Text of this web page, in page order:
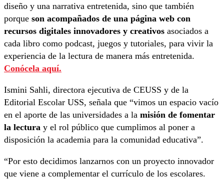
diseño y una narrativa entretenida, sino que también
porque son acompañados de una página web con
recursos digitales innovadores y creativos asociados a
cada libro como podcast, juegos y tutoriales, para vivir la
experiencia de la lectura de manera más entretenida.
Conócela aquí.
Ismini Sahli, directora ejecutiva de CEUSS y de la
Editorial Escolar USS, señala que “vimos un espacio vacío
en el aporte de las universidades a la misión de fomentar
la lectura y el rol público que cumplimos al poner a
disposición la academia para la comunidad educativa”.
“Por esto decidimos lanzarnos con un proyecto innovador
que viene a complementar el currículo de los escolares.